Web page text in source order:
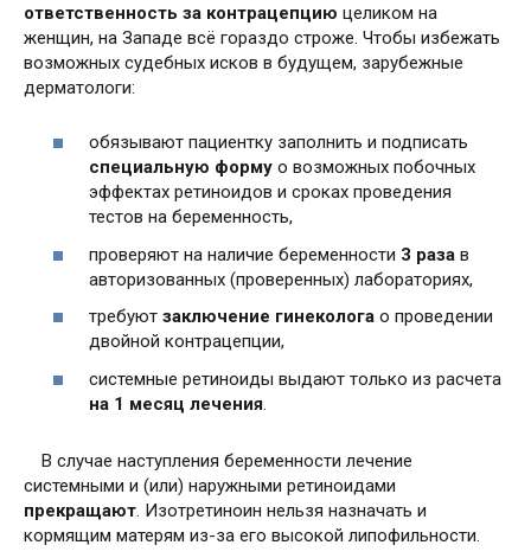
ответственность за контрацепцию целиком на
женщин, на Западе всё гораздо строже. Чтобы избежать
возможных судебных исков в будущем, зарубежные
дерматологи:
обязывают пациентку заполнить и подписать
специальную форму о возможных побочных
эффектах ретиноидов и сроках проведения
тестов на беременность,
проверяют на наличие беременности 3 раза в
авторизованных (проверенных) лабораториях,
требуют заключение гинеколога о проведении
двойной контрацепции,
системные ретиноиды выдают только из расчета
на 1 месяц лечения
В случае наступления беременности лечение
системными и (или) наружными ретиноидами
прекращают . Изотретиноин нельзя назначать и
кормящим матерям из-за его высокой липофильности.